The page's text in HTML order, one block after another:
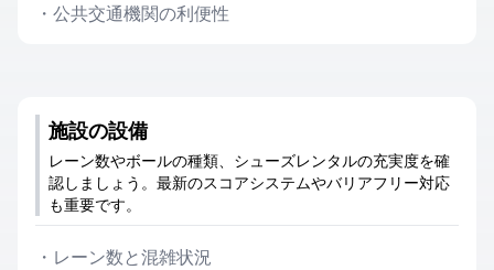
・ 公共交通機関の利便性
施設の設備
レーン数やボールの種類、シューズレンタルの充実度を確
認しましょう。最新のスコアシステムやバリアフリー対応
も重要です。
・ レーン数と混雑状況